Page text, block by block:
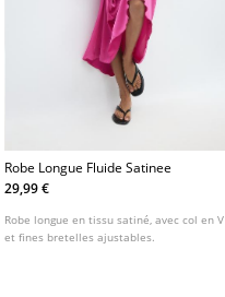
Robe Longue Fluide Satinee
29,99 €
Robe longue en tissu satiné, avec col en V
et fines bretelles ajustables.